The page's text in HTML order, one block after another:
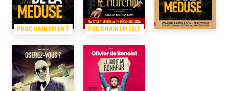
PROCHAINEMENT PROCHAINEMENT